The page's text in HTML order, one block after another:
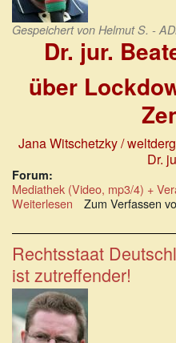
Gespeichert von Helmut S. -
Dr. jur.
über
Jana Witschetzky /
Dr.
Forum:
Mediathek (Video, mp3/4) +
Weiterlesen über
jur.
Beate
Sibylle
Pfeil
über
Lockdown,
Impfzwang,
Zensur
Zum Verfassen
Rechtsstaat
ist zutreffender!